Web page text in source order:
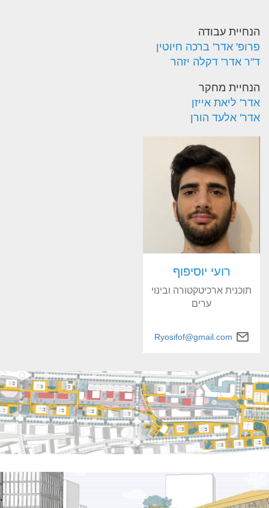
הנחיית עבודה
פרופ' אדר' ברכה חיוטין
ד"ר אדר' דקלה יזהר
הנחיית מחקר
אדר' ליאת אייזן
אדר' אלעד הורן
רועי יוסיפוף
תוכנית ארכיטקטורה ובינוי
ערים
Ryosifof@gmail.com